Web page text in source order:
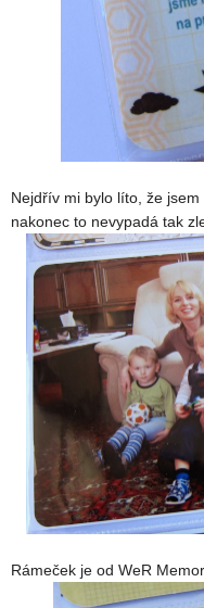
Nejdřív mi bylo líto, že
nakonec to nevypadá tak
Rámeček je od WeR